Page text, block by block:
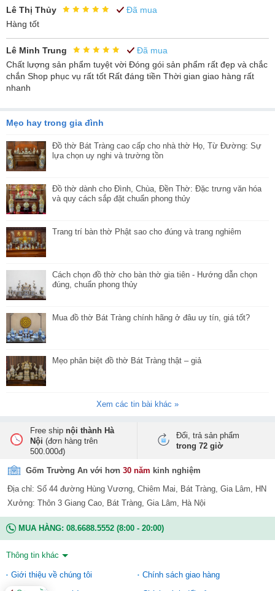
Lê Thị Thủy
Đã mua
Hàng tốt
Lê Minh Trung
Đã mua
Chất lượng sản phẩm tuyệt vời Đóng gói sản phẩm rất đẹp và chắc
chắn Shop phục vụ rất tốt Rất đáng tiền Thời gian giao hàng rất
nhanh
Mẹo hay trong gia đình
Đồ thờ Bát Tràng cao cấp cho nhà thờ Họ, Từ Đường: Sự
lựa chọn uy nghi và trường tồn
Đồ thờ dành cho Đình, Chùa, Đền Thờ: Đặc trưng văn hóa
và quy cách sắp đặt chuẩn phong thủy
Trang trí bàn thờ Phật sao cho đúng và trang nghiêm
Cách chọn đồ thờ cho bàn thờ gia tiên - Hướng dẫn chọn
đúng, chuẩn phong thủy
Mua đồ thờ Bát Tràng chính hãng ở đâu uy tín, giá tốt?
Mẹo phân biệt đồ thờ Bát Tràng thật – giả
Xem các tin bài khác »
Free ship nội thành Hà
Nội (đơn hàng trên
500.000đ)
Đổi, trả sản phẩm
trong 72 giờ
Gốm Trường An với hơn 30 năm kinh nghiệm
Địa chỉ: Số 44 đường Hùng Vương, Chiêm Mai, Bát Tràng, Gia Lâm, HN
Xưởng: Thôn 3 Giang Cao, Bát Tràng, Gia Lâm, Hà Nội
MUA HÀNG: 08.6688.5552 (8:00 - 20:00)
Thông tin khác
Giới thiệu về chúng tôi Chính sách giao hàng